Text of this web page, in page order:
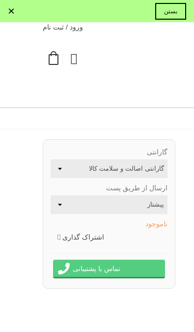
بستن ×
ورود / ثبت نام
گارانتی
ارسال از طریق پست
ناموجود
اشتراک گذاری
تماس با پشتیبانی